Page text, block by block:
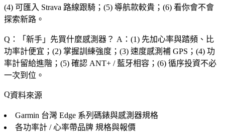
(4) 可匯入 Strava 路線跟騎；(5) 導航款較貴；(6) 看你會不會
探索新路。
Q：「 新手 」先買什麼感測器？ A：(1) 先加心率與踏頻、比
功率計便宜；(2) 掌握訓練強度；(3) 速度感測補 GPS；(4) 功
率計留給進階；(5) 確認 ANT+ / 藍牙相容；(6) 循序投資不必
一次到位。
資料來源
Garmin 台灣 Edge 系列碼錶與感測器規格
各功率計 / 心率帶品牌 規格與報價